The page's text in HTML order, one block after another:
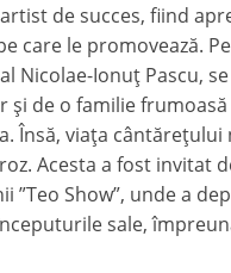
de succes, fiind
care le promovează.
Nicolae-Ionuț Pascu,
și de o familie
Însă, viața cântărețului
Acesta a fost invitat
”Teo Show”, unde a
sale,